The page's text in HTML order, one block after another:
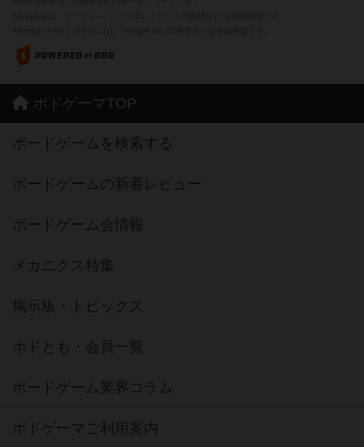
ボドゲーマTOP
ボードゲームを検索する
ボードゲームの新着レビュー
ボードゲーム会情報
メカニクス特集
掲示板・トピックス
ボドとも・会員一覧
ボードゲーム業界コラム
ボドゲーマご利用案内